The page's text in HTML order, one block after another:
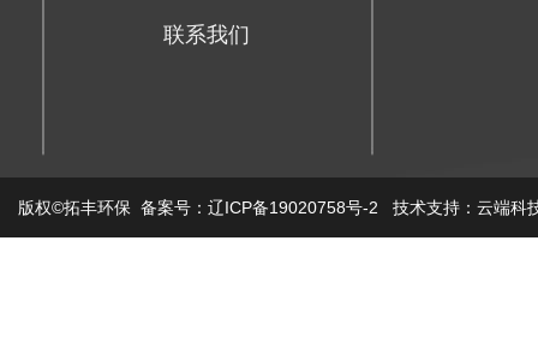
联系我们
版权©拓丰环保 备案号：辽ICP备19020758号-2 技术支持：云端科